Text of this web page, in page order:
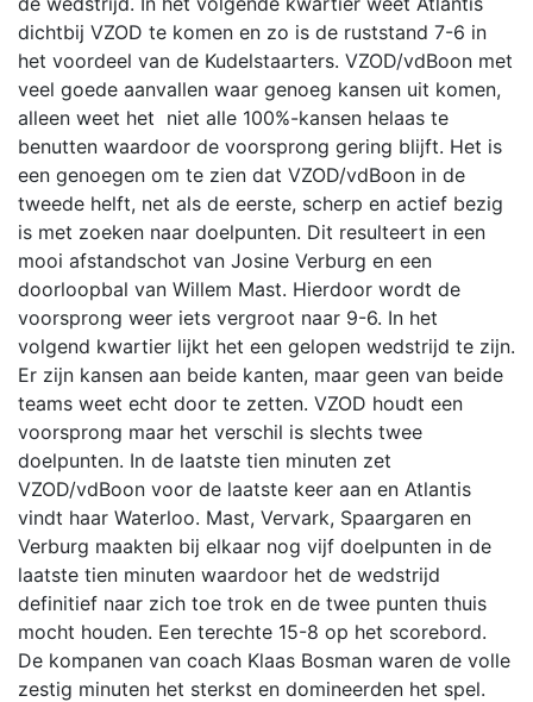
dichtbij VZOD te komen en zo is de ruststand 7-6 in
het voordeel van de Kudelstaarters. VZOD/vdBoon met
veel goede aanvallen waar genoeg kansen uit komen,
alleen weet het niet alle 100%-kansen helaas te
benutten waardoor de voorsprong gering blijft. Het is
een genoegen om te zien dat VZOD/vdBoon in de
tweede helft, net als de eerste, scherp en actief bezig
is met zoeken naar doelpunten. Dit resulteert in een
mooi afstandschot van Josine Verburg en een
doorloopbal van Willem Mast. Hierdoor wordt de
voorsprong weer iets vergroot naar 9-6. In het
volgend kwartier lijkt het een gelopen wedstrijd te zijn.
Er zijn kansen aan beide kanten, maar geen van beide
teams weet echt door te zetten. VZOD houdt een
voorsprong maar het verschil is slechts twee
doelpunten. In de laatste tien minuten zet
VZOD/vdBoon voor de laatste keer aan en Atlantis
vindt haar Waterloo. Mast, Vervark, Spaargaren en
Verburg maakten bij elkaar nog vijf doelpunten in de
laatste tien minuten waardoor het de wedstrijd
definitief naar zich toe trok en de twee punten thuis
mocht houden. Een terechte 15-8 op het scorebord.
De kompanen van coach Klaas Bosman waren de volle
zestig minuten het sterkst en domineerden het spel.